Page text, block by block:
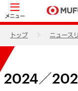
メニュー
トップ ニュース
2024／